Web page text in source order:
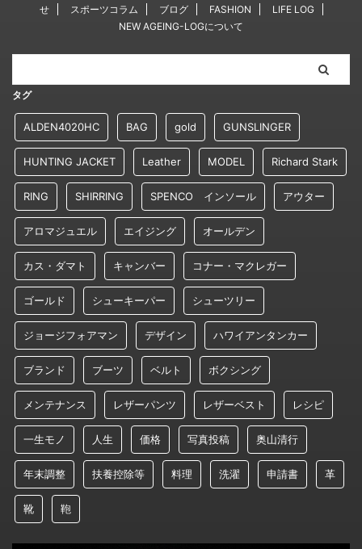
せ
スポーツコラム ブログ FASHION
LIFE LOG
NEW AGEING-LOGについて
タグ
ALDEN4020HC BAG gold GUNSLINGER
HUNTING JACKET Leather MODEL Richard Stark
RING SHIRRING SPENCO インソール アウター
アロマジュエル エイジング オールデン
カス・ダマト キャンバー コナー・マクレガー
ゴールド シューキーパー シューツリー
ジョージフォアマン デザイン ハワイアンタンカー
ブランド ブーツ ベルト ボクシング
メンテナンス レザーパンツ レザーベスト レシピ
一生モノ 人生 価格 写真投稿 奥山清行
年末調整 扶養控除等 料理 洗濯 申請書 革
靴 鞄